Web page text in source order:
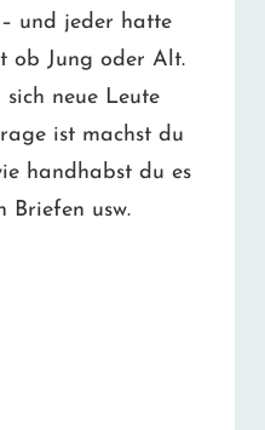
und jeder hatte
ob Jung oder Alt.
neue Leute
ist machst du
handhabst du es
Briefen usw.